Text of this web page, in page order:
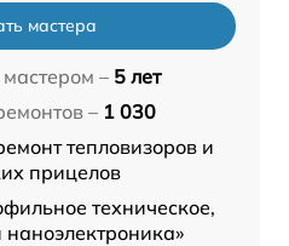
мастера
– 5 лет
– 1 030
тепловизоров и
прицелов
техническое,